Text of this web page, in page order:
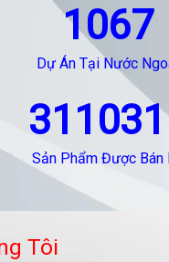
1067
Dự Án Tại Nước
Sản Phẩm Được Bán
Tôi